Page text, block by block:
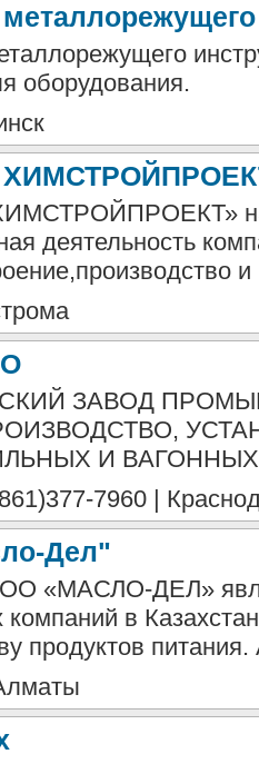
оборудования.
на
деятельность
ЗАВОД
И
7960 |
Дел"
«МАСЛО-ДЕЛ»
в
продуктов